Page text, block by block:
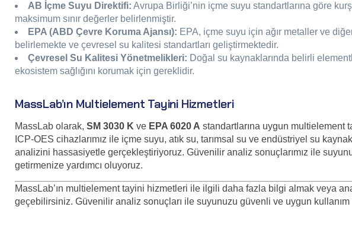
AB İçme Suyu Direktifi: Avrupa Birliği’nin içme suyu standartlarına göre
maksimum sınır değerler belirlenmiştir.
EPA (ABD Çevre Koruma Ajansı): EPA, içme suyu için ağır metaller ve
belirlemekte ve çevresel su kalitesi standartları geliştirmektedir.
Çevresel Su Kalitesi Yönetmelikleri: Doğal su kaynaklarında belirli
ekosistem sağlığını korumak için gereklidir.
MassLab’ın Multielement Tayini Hizmetleri
MassLab olarak, SM 3030 K ve EPA 6020 A standartlarına uygun multielement
ICP-OES cihazlarımız ile içme suyu, atık su, tarımsal su ve endüstriyel su
analizini hassasiyetle gerçekleştiriyoruz. Güvenilir analiz sonuçlarımız ile
getirmenize yardımcı oluyoruz.
MassLab’ın multielement tayini hizmetleri ile ilgili daha fazla bilgi almak veya
geçebilirsiniz. Güvenilir analiz sonuçları ile suyunuzu güvenli ve uygun